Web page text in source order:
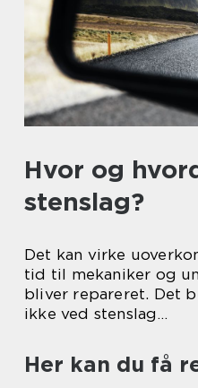
Hvor og
stenslag?
Det kan virke
tid til mekaniker og
bliver repareret. Det
ikke ved stenslag…
Her kan du få